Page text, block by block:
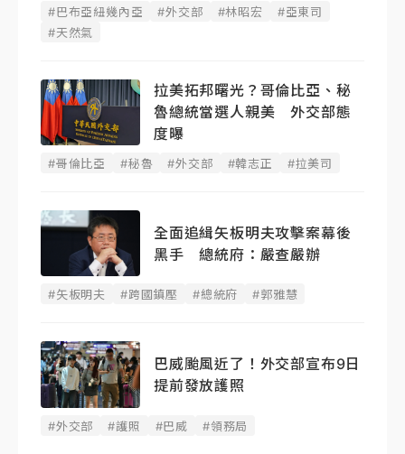
#巴布亞紐幾內亞 #外交部 #林昭宏
#亞東司
#天然氣
拉美拓邦曙光？哥倫比亞、秘
魯總統當選人親美 外交部態
度曝
#哥倫比亞 #秘魯 #外交部 #韓志正 #拉美司
全面追緝矢板明夫攻擊案幕後
黑手 總統府：嚴查嚴辦
#矢板明夫 #跨國鎮壓 #總統府 #郭雅慧
巴威颱風近了！外交部宣布9日
提前發放護照
#外交部 #護照 #巴威 #領務局